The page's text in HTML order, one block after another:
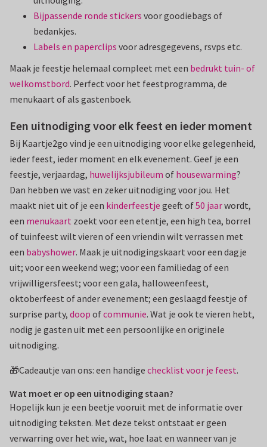
Bijpassende ronde stickers voor goodiebags of
bedankjes.
Labels en paperclips voor adresgegevens, rsvps etc.
Maak je feestje helemaal compleet met een bedrukt tuin- of
welkomstbord. Perfect voor het feestprogramma, de
menukaart of als gastenboek.
Een uitnodiging voor elk feest en ieder moment
Bij Kaartje2go vind je een uitnodiging voor elke gelegenheid,
ieder feest, ieder moment en elk evenement. Geef je een
feestje, verjaardag, huwelijksjubileum of housewarming?
Dan hebben we vast en zeker uitnodiging voor jou. Het
maakt niet uit of je een kinderfeestje geeft of50 jaarwordt,
een menukaart zoekt voor een etentje, een high tea, borrel
of tuinfeest wilt vieren of een vriendin wilt verrassen met
een babyshower. Maak je uitnodigingskaart voor een dagje
uit; voor een weekend weg; voor een familiedag of een
vrijwilligersfeest; voor een gala, halloweenfeest,
oktoberfeest of ander evenement; een geslaagd feestje of
surprise party, doop ofcommunie. Wat je ook te vieren hebt,
nodig je gasten uit met een persoonlijke en originele
uitnodiging.
🎁Cadeautje van ons: een handige checklist voor je feest.
Wat moet er op een uitnodiging staan?
Hopelijk kun je een beetje vooruit met de informatie over
uitnodiging teksten. Met deze tekst ontstaat er geen
verwarring over het wie, wat, hoe laat en wanneer van je